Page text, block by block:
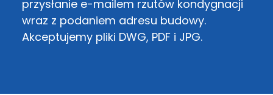
przysłanie e-mailem rzutów kondygnacji
wraz z podaniem adresu budowy.
Akceptujemy pliki DWG, PDF i JPG.